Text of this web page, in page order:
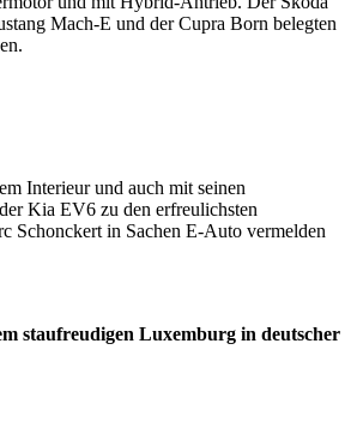
Mach-E und der Cupra Born belegten
Interieur und auch mit seinen
Kia EV6 zu den erfreulichsten
Schonckert in Sachen E-Auto vermelden
staufreudigen Luxemburg in deutscher